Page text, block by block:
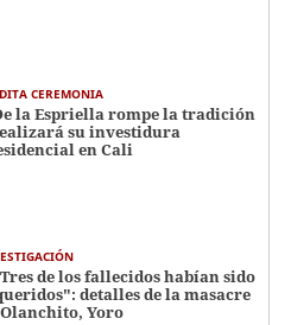
CEREMONIA
la Espriella rompe la tradición
su investidura
en Cali
de los fallecidos habían sido
detalles de la masacre
Yoro